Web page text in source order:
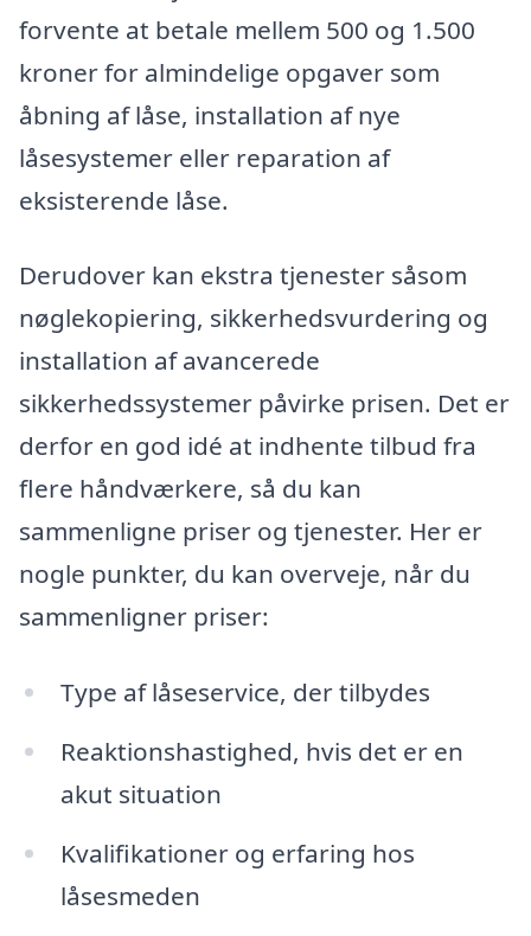
forvente at betale mellem 500 og 1.500
kroner for almindelige opgaver som
åbning af låse, installation af nye
låsesystemer eller reparation af
eksisterende låse.
Derudover kan ekstra tjenester såsom
nøglekopiering, sikkerhedsvurdering og
installation af avancerede
sikkerhedssystemer påvirke prisen. Det er
derfor en god idé at indhente tilbud fra
flere håndværkere, så du kan
sammenligne priser og tjenester. Her er
nogle punkter, du kan overveje, når du
sammenligner priser:
Type af låseservice, der tilbydes
Reaktionshastighed, hvis det er en
akut situation
Kvalifikationer og erfaring hos
låsesmeden